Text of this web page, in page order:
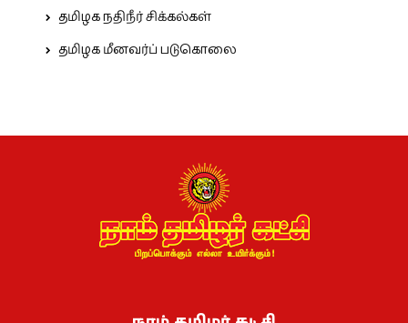
தமிழக நதிநீர் சிக்கல்கள்
தமிழக மீனவர்ப் படுகொலை